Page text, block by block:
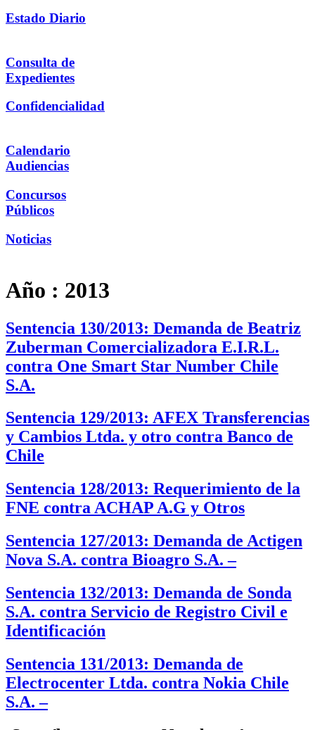
Estado Diario
Consulta de
Expedientes
Confidencialidad
Calendario
Audiencias
Concursos
Públicos
Noticias
Año : 2013
Sentencia 130/2013: Demanda de Beatriz
Zuberman Comercializadora E.I.R.L.
contra One Smart Star Number Chile
S.A.
Sentencia 129/2013: AFEX Transferencias
y Cambios Ltda. y otro contra Banco de
Chile
Sentencia 128/2013: Requerimiento de la
FNE contra ACHAP A.G y Otros
Sentencia 127/2013: Demanda de Actigen
Nova S.A. contra Bioagro S.A. –
Sentencia 132/2013: Demanda de Sonda
S.A. contra Servicio de Registro Civil e
Identificación
Sentencia 131/2013: Demanda de
Electrocenter Ltda. contra Nokia Chile
S.A. –